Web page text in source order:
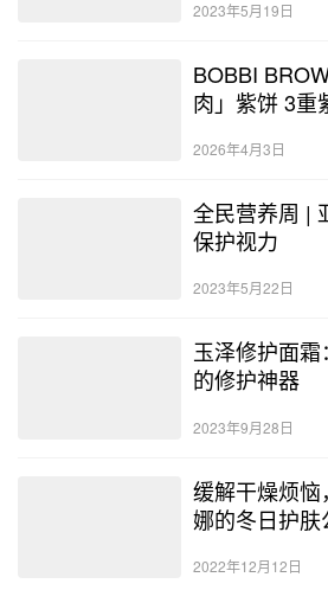
2023年5月19日
BOBBI
肉」紫饼 3重
2026年4月3日
全民营养周 |
保护视力
2023年5月22日
玉泽修护面
的修护神器
2023年9月28日
缓解干燥烦
娜的冬日护肤
2022年12月12日